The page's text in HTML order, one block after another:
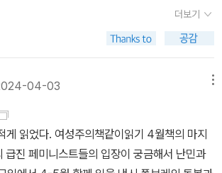
반복하고 있다. 이 달에는 더욱 중요한 일들이
고 달라질 일은 없고 닥친 일을 수습해나가자
쭉이 떨어지기 전 아파트 근처에서 찍었다. 친
복하게 지내시기를.
으며 유리문 바깥에서 전화를 걸어 목소리를 들
. 용기를 갖고 싶은데 자꾸만 무섭다는 루페에
going to get through this. Together.”[CH
는 지역 전체에 있는 변호사들에게 메시지를
시지를 남기는 작업을 했다. 미아와 루페는 등
에게 신문에서 오려 놓은 요리 기사를 건넸다.
교실에 가고 싶은지 확신이 들지 않는다며 주
닥 좋지 않은데 너무 비싸기도 하고, 중요한 것
더보기
04-03
이읽기 4월책의 마지
급진 페미니스트들의 입장이 궁금해서 난민과